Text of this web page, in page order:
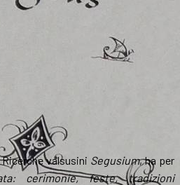
valsusini Segusium, ha per
cerimonie, feste, tradizioni